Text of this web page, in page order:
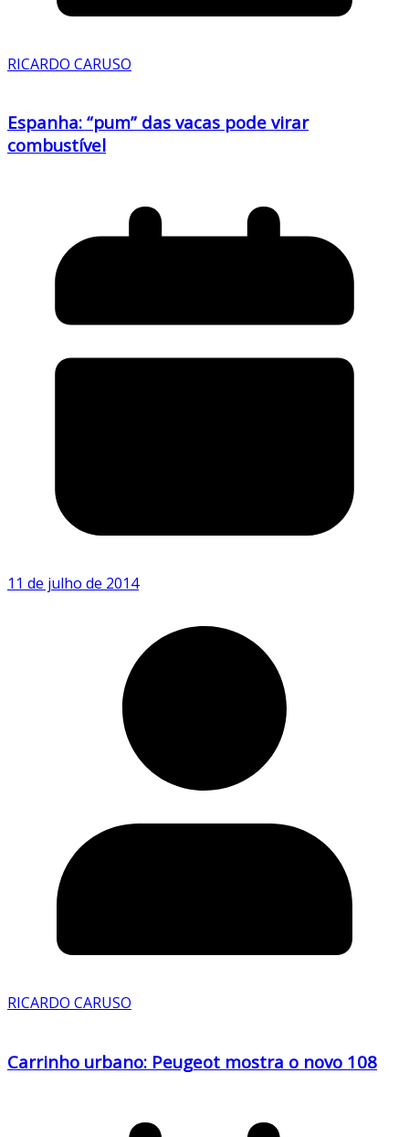
RICARDO CARUSO
Espanha: “pum” das vacas pode virar
combustível
11 de julho de 2014
RICARDO CARUSO
Carrinho urbano: Peugeot mostra o novo 108